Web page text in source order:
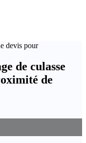
devis pour
de culasse
de